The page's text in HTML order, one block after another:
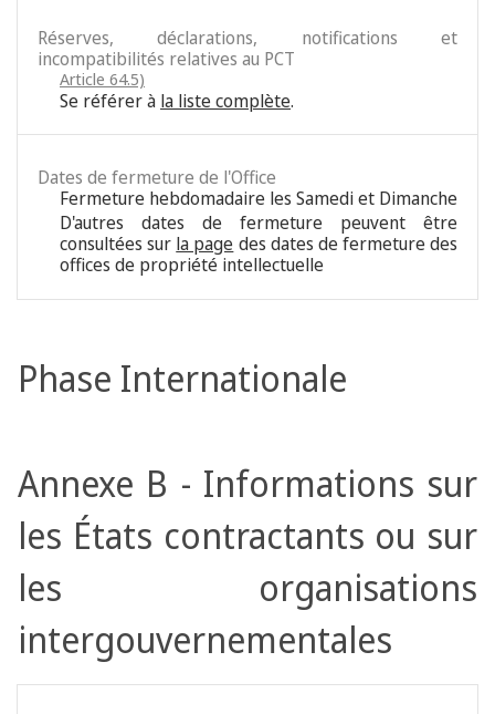
Réserves, déclarations, notifications et
incompatibilités relatives au PCT
Article 64.5)
Se référer à la liste complète.
Dates de fermeture de l'Office
Fermeture hebdomadaire les Samedi et Dimanche
D'autres dates de fermeture peuvent être
consultées sur la page des dates de fermeture des
offices de propriété intellectuelle
Phase Internationale
Annexe B - Informations sur
les États contractants ou sur
les organisations
intergouvernementales